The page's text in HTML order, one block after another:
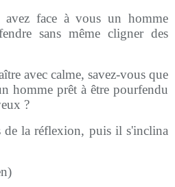
avez face à vous un homme
sans même cligner des
avec calme, savez-vous que
homme prêt à être pourfendu
?
de la réflexion, puis il s'inclina